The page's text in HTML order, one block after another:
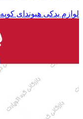
لوازم یدکی هیوندای کوپه fx